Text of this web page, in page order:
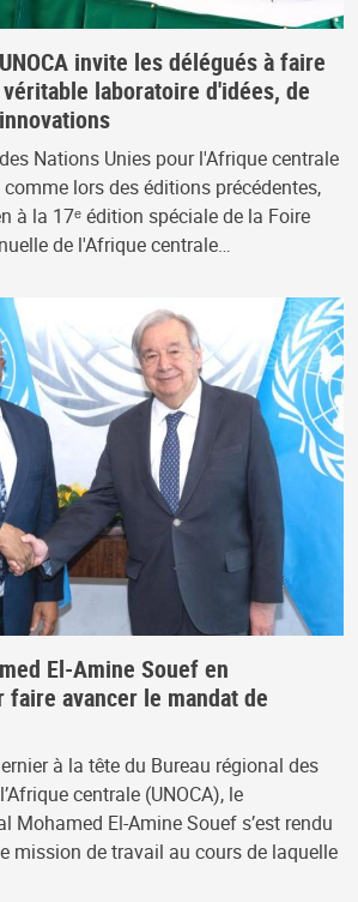
invite les délégués à faire
laboratoire d'idées, de
Nations Unies pour l'Afrique centrale
comme lors des éditions précédentes,
à la 17ᵉ édition spéciale de la Foire
de l'Afrique centrale…
El-Amine Souef en
avancer le mandat de
à la tête du Bureau régional des
centrale (UNOCA), le
Mohamed El-Amine Souef s’est rendu
mission de travail au cours de laquelle